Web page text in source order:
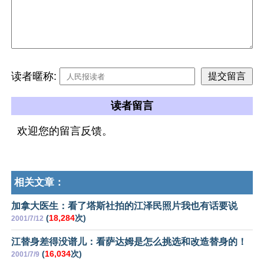
读者暱称:
读者留言
欢迎您的留言反馈。
相关文章：
加拿大医生：看了塔斯社拍的江泽民照片我也有话要说
2001/7/12 (18,284次)
江替身差得没谱儿：看萨达姆是怎么挑选和改造替身的！
2001/7/9 (16,034次)